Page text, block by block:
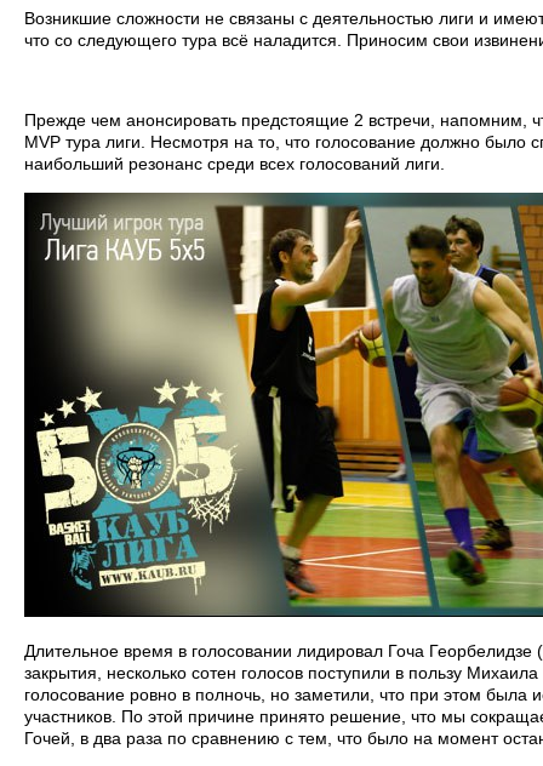
Возникшие сложности не связаны с деятельностью лиги и
что со следующего тура всё наладится. Приносим свои
Прежде чем анонсировать предстоящие 2 встречи, напомним,
MVP тура лиги. Несмотря на то, что голосование должно было
наибольший резонанс среди всех голосований лиги.
Длительное время в голосовании лидировал Гоча Георбелидзе
закрытия, несколько сотен голосов поступили в пользу
голосование ровно в полночь, но заметили, что при этом была
участников. По этой причине принято решение, что мы
Гочей, в два раза по сравнению с тем, что было на момент